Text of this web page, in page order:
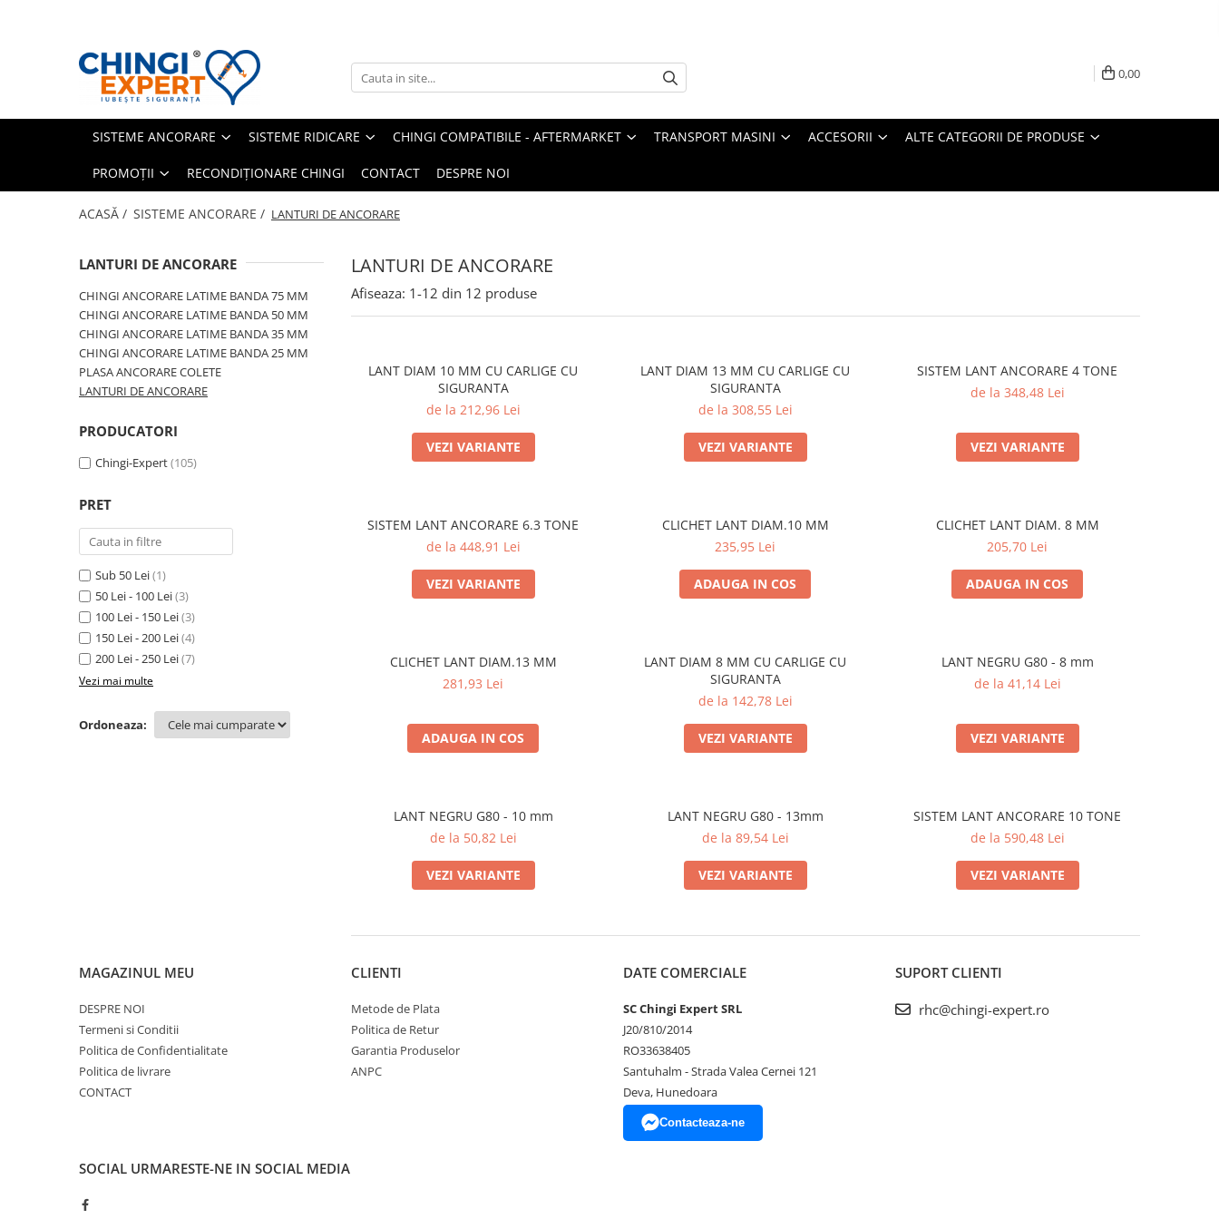
SISTEME ANCORARE
75 MM
CHINGI ANCORARE LATIME BANDA
CHINGI ANCORARE LATIME BANDA
LANTURI DE ANCORARE
SISTEME RIDICARE
CHINGI TEXTILE PLATE CIRCULARE
LANTURI DE RIDICARE
CHINGI COMPATIBILE - AFTERMARKET
CHINGI ANCORARE AFTERMARKET
TRANSPORT MASINI
CHINGI ANCORARE AUTO
ACCESORII
BARE FIXARE MARFĂ
COLTARE CHINGI
CLICHETI, CARLIGE, BANDA
CALE AUTO
SISTEME PENTRU PRELATA
SISTEME ANTIFURT
ALTE CATEGORII DE PRODUSE
ARTICOLE TEHNICE
PROMOȚII
PROMOTII ACTIVE
0,00
SISTEME ANCORARE SISTEME RIDICARE CHINGI COMPATIBILE - AFTERMARKET TRANSPORT MASINI ACCESORII ALTE CATEGORII DE PRODUSE
PROMOȚII RECONDIȚIONARE CHINGI CONTACT DESPRE NOI
ACASĂ / SISTEME ANCORARE / LANTURI DE ANCORARE
LANTURI DE ANCORARE
LANTURI DE ANCORARE
CHINGI ANCORARE LATIME BANDA 75 MM
CHINGI ANCORARE LATIME BANDA 50 MM
CHINGI ANCORARE LATIME BANDA 35 MM
CHINGI ANCORARE LATIME BANDA 25 MM
PLASA ANCORARE COLETE
LANTURI DE ANCORARE
PRODUCATORI
Chingi-Expert(105)
PRET
Sub 50 Lei(1)
50 Lei - 100 Lei(3)
100 Lei - 150 Lei(3)
150 Lei - 200 Lei(4)
200 Lei - 250 Lei(7)
Vezi mai multe
Ordoneaza:
Afiseaza: 1-12 din 12 produse
LANT DIAM 10 MM CU CARLIGE CU
SIGURANTA
de la 212,96 Lei
VEZI VARIANTE
LANT DIAM 13 MM CU CARLIGE CU
SIGURANTA
de la 308,55 Lei
VEZI VARIANTE
SISTEM LANT ANCORARE 4 TONE
de la 348,48 Lei
VEZI VARIANTE
SISTEM LANT ANCORARE 6.3 TONE
de la 448,91 Lei
VEZI VARIANTE
CLICHET LANT DIAM.10 MM
235,95 Lei
ADAUGA IN COS
CLICHET LANT DIAM. 8 MM
205,70 Lei
ADAUGA IN COS
CLICHET LANT DIAM.13 MM
281,93 Lei
ADAUGA IN COS
LANT DIAM 8 MM CU CARLIGE CU
SIGURANTA
de la 142,78 Lei
VEZI VARIANTE
LANT NEGRU G80 - 8 mm
de la 41,14 Lei
VEZI VARIANTE
LANT NEGRU G80 - 10 mm
de la 50,82 Lei
VEZI VARIANTE
LANT NEGRU G80 - 13mm
de la 89,54 Lei
VEZI VARIANTE
SISTEM LANT ANCORARE 10 TONE
de la 590,48 Lei
VEZI VARIANTE
MAGAZINUL MEU
DESPRE NOI
Termeni si Conditii
Politica de Confidentialitate
Politica de livrare
CONTACT
CLIENTI
Metode de Plata
Politica de Retur
Garantia Produselor
ANPC
DATE COMERCIALE
SC Chingi Expert SRL
J20/810/2014
RO33638405
Santuhalm - Strada Valea Cernei 121
Deva, Hunedoara
Contacteaza-ne
SUPORT CLIENTI
rhc@chingi-expert.ro
SOCIAL URMARESTE-NE IN SOCIAL MEDIA